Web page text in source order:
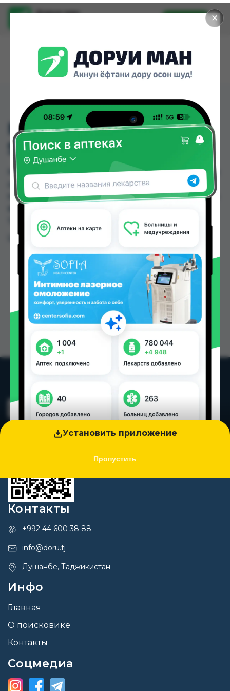
✕
Установить приложение
Пропустить
Доруи ман
Установить
MOLFIX 3D JUNIOR #64
SIZE 5
MOLFIX 3D JUNIOR #64 SIZE 5 можно купить или
заказать в аптеках, Дору Фарм №2, Дору Фарм
№20, Нишон №3, Эколайф по цене от 1.40 TJS до
Таджикистана
Цена: от1.40 TJS
Контакты
+992 44 600 38 88
info@doru.tj
Душанбе, Таджикистан
Инфо
Главная
О поисковике
Контакты
Соцмедиа